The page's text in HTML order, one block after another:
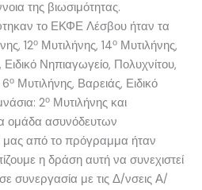
της βιωσιμότητας.
το ΕΚΦΕ Λέσβου ήταν τα
12ο Μυτιλήνης, 14ο Μυτιλήνης,
Νηπιαγωγείο, Πολυχνίτου,
6ο Μυτιλήνης, Βαρειάς, Ειδικό
2ο Μυτιλήνης και
ομάδα ασυνόδευτων
από το πρόγραμμα ήταν
η δράση αυτή να συνεχιστεί
συνεργασία με τις Δ/νσεις Α/